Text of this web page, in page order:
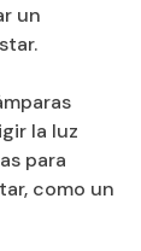
un
la luz
para
como un